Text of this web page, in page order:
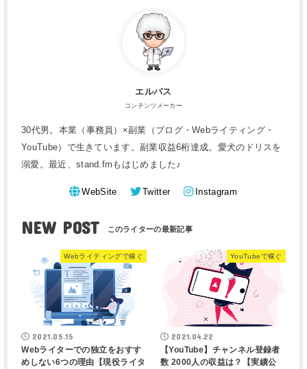
エルバス
コンテンツメーカー
30代男。本業（事務員）×副業（ブログ・Webライティング・
YouTube）で生きています。副業収益6桁達成。愛犬のドリスを
溺愛。最近、stand.fmもはじめました♪
WebSite Twitter Instagram
NEW POST
Webライティングで稼ぐ
2021.05.15
Webライターでの独立をおすす
めしない6つの理由【現役ライタ
YouTubeで稼ぐ
2021.04.22
【YouTube】チャンネル登録者
数 2000人の収益は？【実績公